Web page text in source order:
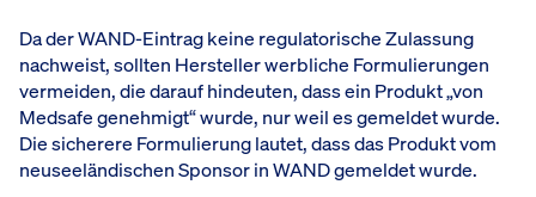
Da der WAND-Eintrag keine regulatorische Zulassung
nachweist, sollten Hersteller werbliche Formulierungen
vermeiden, die darauf hindeuten, dass ein Produkt „von
Medsafe genehmigt“ wurde, nur weil es gemeldet wurde.
Die sicherere Formulierung lautet, dass das Produkt vom
neuseeländischen Sponsor in WAND gemeldet wurde.